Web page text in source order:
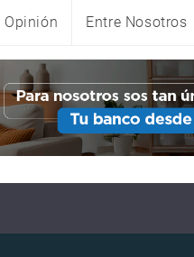
Opinión Entre Nosotros